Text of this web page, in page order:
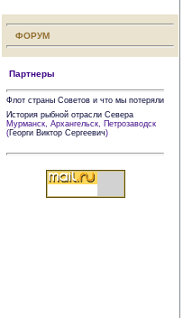
ФОРУМ
Партнеры
Флот страны Советов и что мы потеряли
История рыбной отрасли Севера
Мурманск, Архангельск, Петрозаводск
(Георги Виктор Сергеевич)